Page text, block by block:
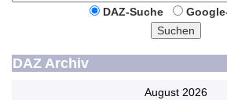
DAZ-Suche
Suchen
DAZ Archiv
August 2026